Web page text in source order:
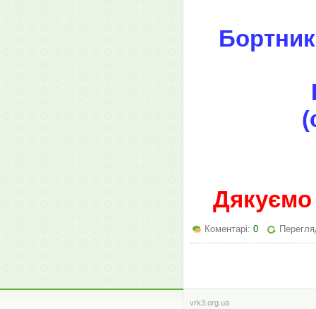
Дякуємо
Коментарі: 0
vrk3.org.ua